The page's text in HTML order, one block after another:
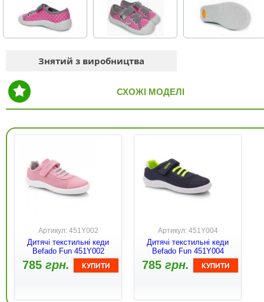
Знятий з виробництва
СХОЖІ МОДЕЛІ
Артикул: 451Y002
Дитячі текстильні кеди
Befado Fun 451Y002
785грн.
Артикул: 451Y004
Дитячі текстильні кеди
Befado Fun 451Y004
785грн.